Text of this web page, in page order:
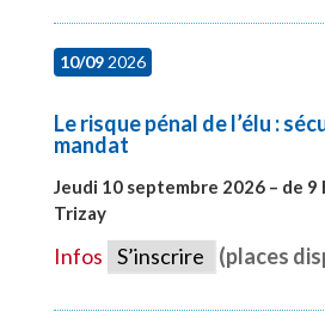
10/092026
Le risque pénal de l’élu :
mandat
Jeudi 10 septembre 2026 – de 9
Trizay
Infos S’inscrire (places